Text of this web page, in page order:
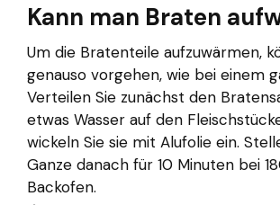
Kann man Braten
Um die Bratenteile aufzuwärmen,
genauso vorgehen, wie bei einem
Verteilen Sie zunächst den
etwas Wasser auf den
wickeln Sie sie mit Alufolie ein.
Ganze danach für 10 Minuten bei
Backofen.